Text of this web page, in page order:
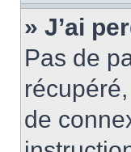
» J’ai
Pas de
de